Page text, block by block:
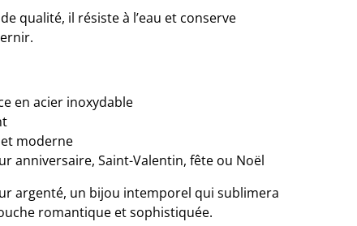
qualité, il résiste à l’eau et conserve
en acier inoxydable
moderne
anniversaire, Saint-Valentin, fête ou Noël
argenté, un bijou intemporel qui sublimera
romantique et sophistiquée.